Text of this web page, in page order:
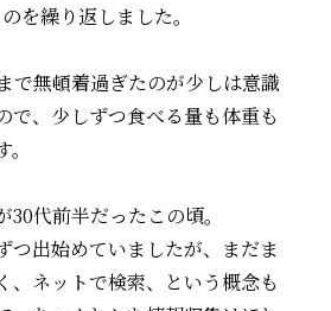
を繰り返しました。
で無頓着過ぎたのが少しは意識
で、少しずつ食べる量も体重も
代前半だったこの頃。
つ出始めていましたが、まだま
、ネットで検索、という概念も